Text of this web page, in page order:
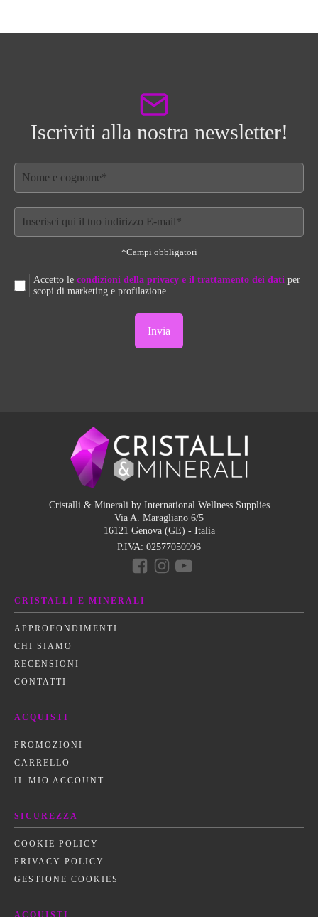
Iscriviti alla nostra newsletter!
*Campi obbligatori
Accetto le condizioni della privacy e il trattamento dei dati per
scopi di marketing e profilazione
Cristalli & Minerali by International Wellness Supplies
Via A. Maragliano 6/5
16121 Genova (GE) - Italia
P.IVA: 02577050996
CRISTALLI E MINERALI
APPROFONDIMENTI
CHI SIAMO
RECENSIONI
CONTATTI
ACQUISTI
PROMOZIONI
CARRELLO
IL MIO ACCOUNT
SICUREZZA
COOKIE POLICY
PRIVACY POLICY
GESTIONE COOKIES